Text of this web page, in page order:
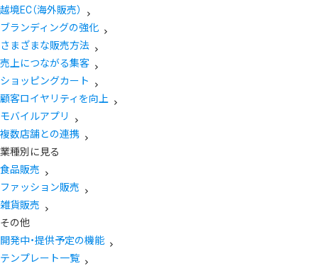
越境EC（海外販売）
ブランディングの強化
さまざまな販売方法
売上につながる集客
ショッピングカート
顧客ロイヤリティを向上
モバイルアプリ
複数店舗との連携
業種別に見る
食品販売
ファッション販売
雑貨販売
その他
開発中・提供予定の機能
テンプレート一覧